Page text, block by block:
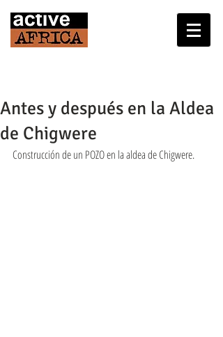
Antes y después en la Aldea
de Chigwere
Construcción de un POZO en la aldea de Chigwere.